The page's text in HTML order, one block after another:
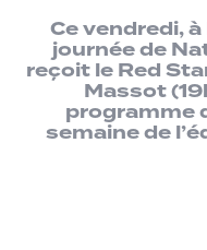
Ce vendredi,
journée de
reçoit le Red
Massot
programme
semaine de